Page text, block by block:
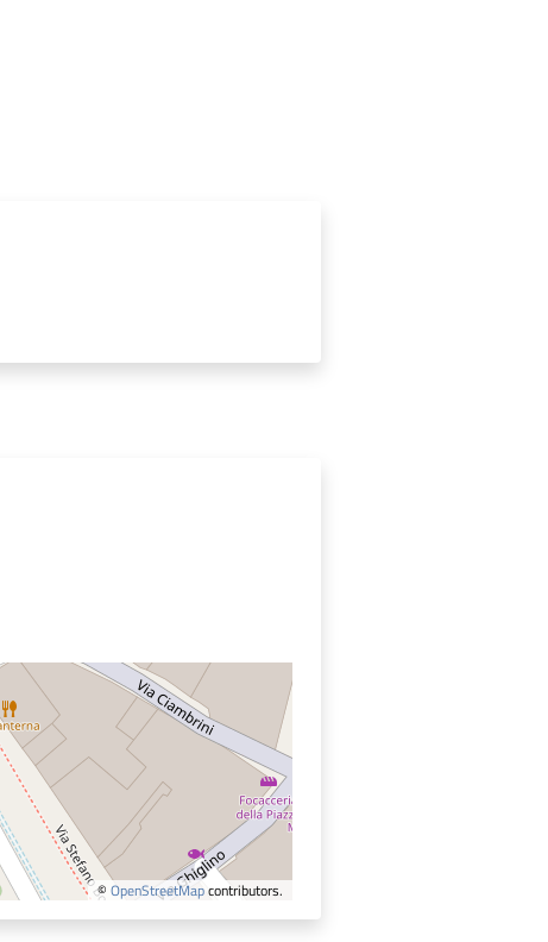
©OpenStreetMapcontributors.